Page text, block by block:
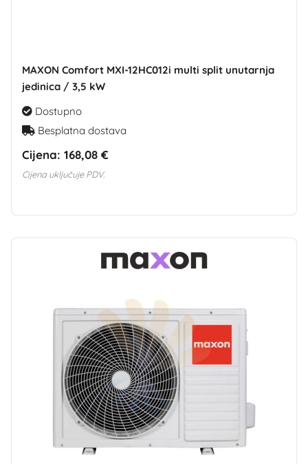
MAXON Comfort MXI-12HC012i multi split unutarnja
jedinica / 3,5 kW
Dostupno
Besplatna dostava
Cijena: 168,08 €
Cijena uključuje PDV.